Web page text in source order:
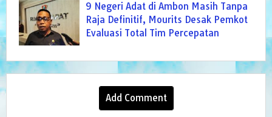
Evaluasi
9 Negeri Adat di Ambon Masih Tanpa
Raja Definitif, Mourits Desak Pemkot
Evaluasi Total Tim Percepatan
Add Comment